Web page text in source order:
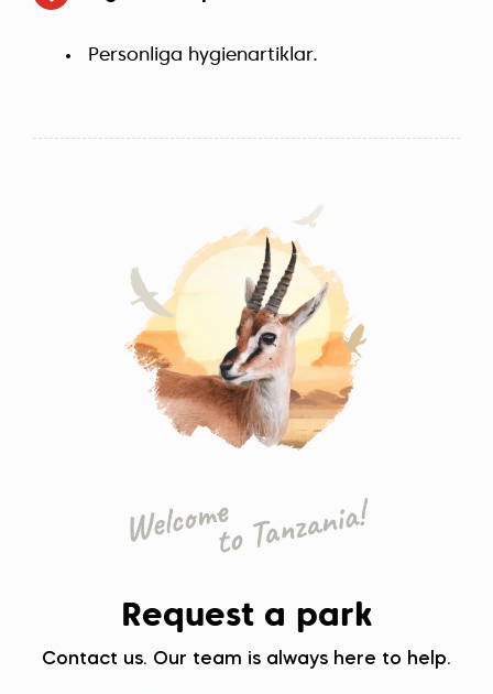
Personliga hygienartiklar.
Request a park
Contact us. Our team is always here to help.